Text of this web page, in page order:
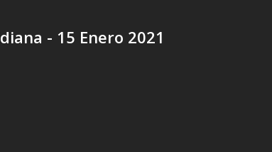
- 15 Enero 2021